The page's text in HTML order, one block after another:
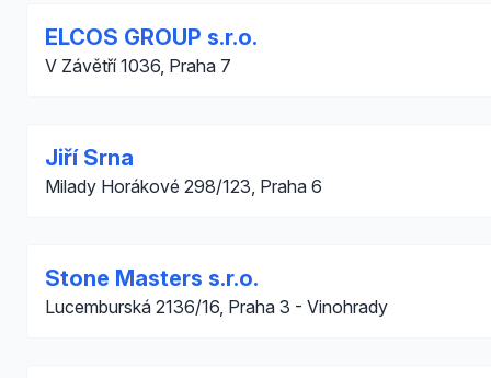
ELCOS GROUP s.r.o.
V Závětří 1036, Praha 7
Jiří Srna
Milady Horákové 298/123, Praha 6
Stone Masters s.r.o.
Lucemburská 2136/16, Praha 3 - Vinohrady